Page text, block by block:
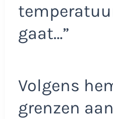
gaat…”
Volgens
grenzen aan